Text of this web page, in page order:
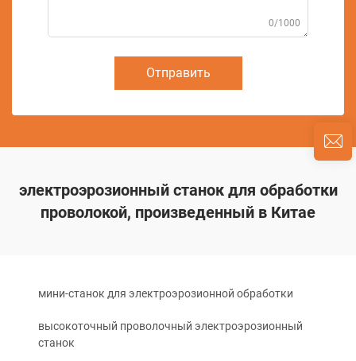
0/1000
Отправить
электроэрозионный станок для обработки
проволокой, произведенный в Китае
мини-станок для электроэрозионной обработки
высокоточный проволочный электроэрозионный
станок